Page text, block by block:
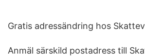
Gratis adressändring hos
Anmäl särskild postadress till